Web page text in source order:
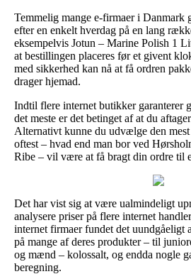
Temmelig mange e-firmaer i Danmark
efter en enkelt hverdag på en lang
eksempelvis Jotun – Marine Polish 1
at bestillingen placeres før et givent
med sikkerhed kan nå at få ordren
drager hjemad.
Indtil flere internet butikker garanterer
det meste er det betinget af at du
Alternativt kunne du udvælge den
oftest – hvad end man bor ved
Ribe – vil være at få bragt din ordre til
Det har vist sig at være ualmindeligt
analysere priser på flere internet
internet firmaer fundet det uundgåeligt
på mange af deres produkter – til
og mænd – kolossalt, og endda nogle
beregning.